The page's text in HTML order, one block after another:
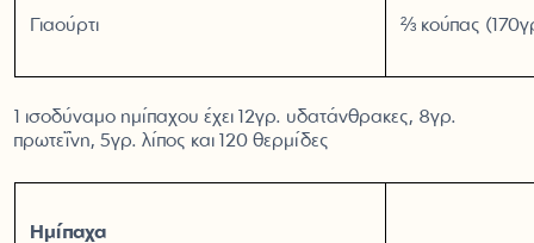
Γιαούρτι ⅔ κούπας
1 ισοδύναμο ημίπαχου έχει 12γρ. υδατάνθρακες, 8γρ.
πρωτεΐνη, 5γρ. λίπος και 120 θερμίδες
Ημίπαχα